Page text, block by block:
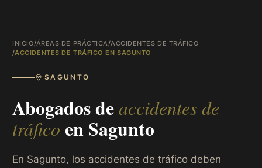
INICIO/ÁREAS DE PRÁCTICA /ACCIDENTES DE TRÁFICO
/ACCIDENTES DE TRÁFICO EN SAGUNTO
SAGUNTO
Abogados deaccidentes de
tráfico enSagunto
En Sagunto, los accidentes de tráfico deben